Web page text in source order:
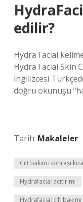
edilir?
Hydra Facial
Hydra Facial Skin
İngilizcesi
doğru okunuşu
Tarih: Makaleler
Cilt bakımı sonrası
Hydrafacial acıtır mı
Hydrafacial cilt